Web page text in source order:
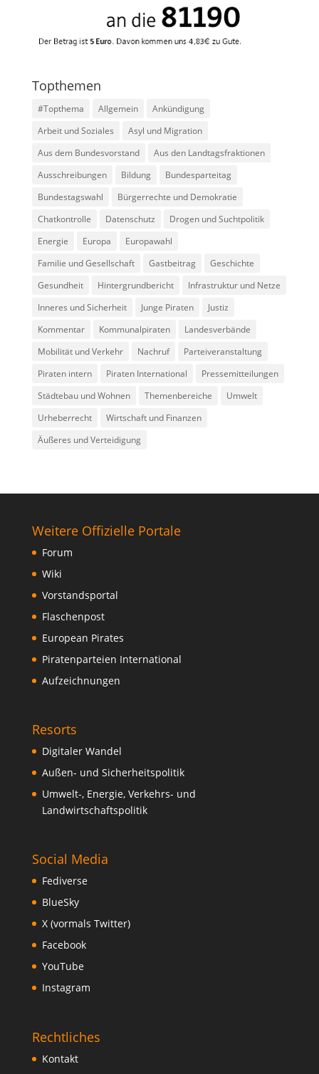
Topthemen
#Topthema Allgemein
Ankündigung
Arbeit und Soziales
Asyl und Migration
Aus dem Bundesvorstand
Aus den Landtagsfraktionen
Ausschreibungen
Bildung
Bundesparteitag
Bundestagswahl
Bürgerrechte und Demokratie
Chatkontrolle
Datenschutz
Drogen und Suchtpolitik
Energie
Europa
Europawahl
Familie und Gesellschaft
Gastbeitrag
Geschichte
Gesundheit
Hintergrundbericht
Infrastruktur und Netze
Inneres und Sicherheit
Junge Piraten
Justiz
Kommentar
Kommunalpiraten
Landesverbände
Mobilität und Verkehr
Nachruf
Parteiveranstaltung
Piraten intern
Piraten International
Pressemitteilungen
Städtebau und Wohnen
Themenbereiche
Umwelt
Urheberrecht
Wirtschaft und Finanzen
Äußeres und Verteidigung
Weitere Offizielle Portale
Forum
Wiki
Vorstandsportal
Flaschenpost
European Pirates
Piratenparteien International
Aufzeichnungen
Resorts
Digitaler Wandel
Außen- und Sicherheitspolitik
Umwelt-, Energie, Verkehrs- und
Landwirtschaftspolitik
Social Media
Fediverse
BlueSky
X (vormals Twitter)
Facebook
YouTube
Instagram
Rechtliches
Kontakt